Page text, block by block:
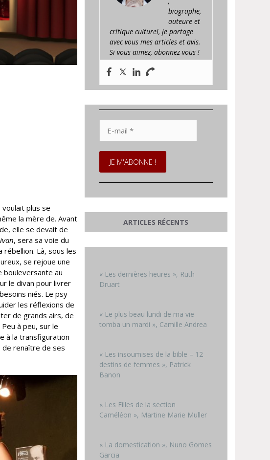
voulait plus se
la mère de. Avant
elle se devait de
, sera sa voie du
Là, sous les
se rejoue une
bouleversante au
le divan pour livrer
niés. Le psy
les réflexions de
de grands airs, de
à peu, sur le
à la transfiguration
de renaître de ses
biographe,
auteure et
critique culturel, je partage
avec vous mes articles et avis.
Si vous aimez, abonnez-vous !
mail
*
ARTICLES RÉCENTS
« Les dernières heures », Ruth
Druart
« Le plus beau lundi de ma vie
tomba un mardi », Camille Andrea
« Les insoumises de la bible – 12
destins de femmes », Patrick
Banon
« Les Filles de la section
Caméléon », Martine Marie Muller
« La domestication », Nuno Gomes
Garcia